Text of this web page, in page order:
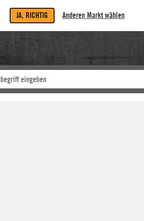
JA, RICHTIG Anderen Markt wählen